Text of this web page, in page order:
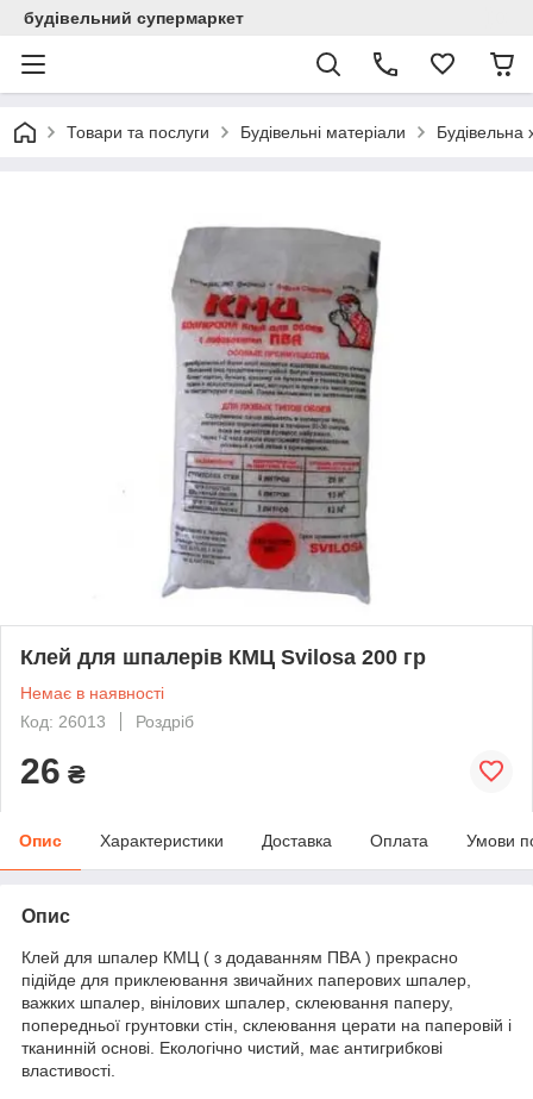
будівельний супермаркет
Товари та послуги Будівельні матеріали Будівельна
Клей для шпалерів КМЦ Svilosa 200 гр
Немає в наявності
Код: 26013
Роздріб
26 ₴
Опис Характеристики Доставка Оплата Умови
Опис
Клей для шпалер КМЦ ( з додаванням ПВА ) прекрасно
підійде для приклеювання звичайних паперових шпалер,
важких шпалер, вінілових шпалер, склеювання паперу,
попередньої грунтовки стін, склеювання церати на паперовій і
тканинній основі. Екологічно чистий, має антигрибкові
властивості.